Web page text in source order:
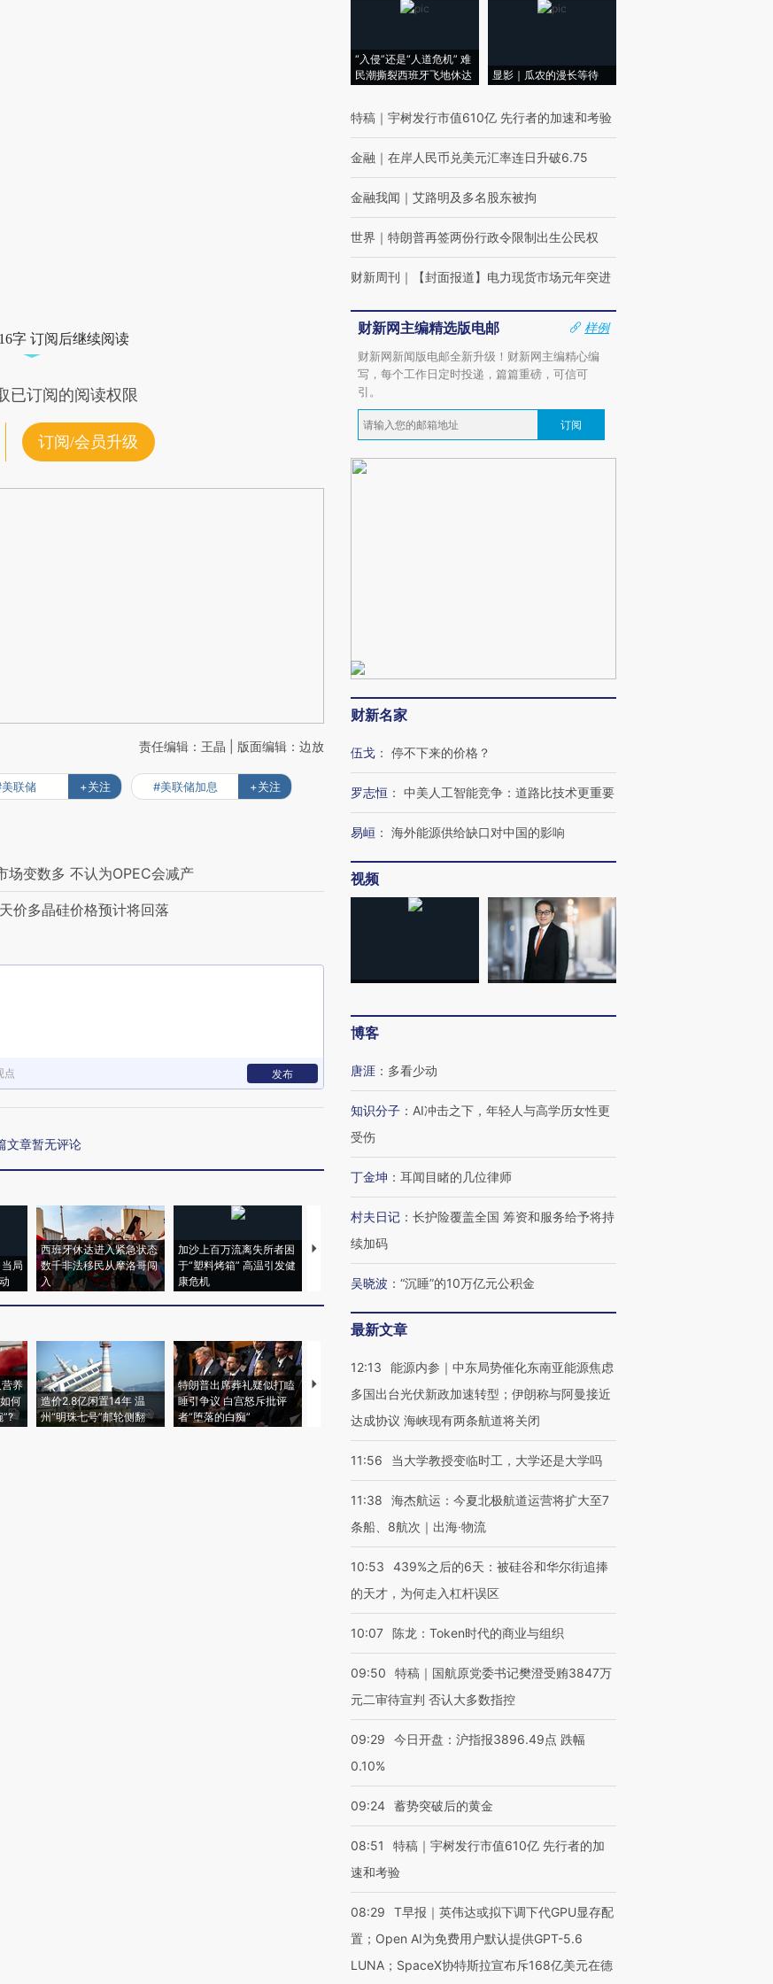
字 订阅后继续阅读
已订阅的阅读权限
订阅/会员升级
责任编辑：王晶 | 版面编辑：边放
联储 +关注 #美联储加息 +关注
场变数多 不认为OPEC会减产
价多晶硅价格预计将回落
点 发布
文章暂无评论
局
西班牙休达进入紧急状态
数千非法移民从摩洛哥闯
入
加沙上百万流离失所者困
于“塑料烤箱” 高温引发健
康危机
视线｜HYROX的吸金
术：是什么让中产们甘
心“花钱找虐”？
粒摇头丸 尿检体内含3种
毒品
度Z世代 用街头抗争将教
养
何
造价2.8亿闲置14年 温
州“明珠七号”邮轮侧翻
特朗普出席葬礼疑似打瞌
睡引争议 白宫怒斥批评
者“堕落的白痴”
视线｜全球最热百城独占
97个 印度如何熬过48°C
38岁梅西上演帽子戏法
阿根廷3-0阿尔及利亚
视线｜不考竞赛的王虹、
围棋失利的邓煜 两位菲尔
“入侵”还是“人道危机” 难
民潮撕裂西班牙飞地休达
显影｜瓜农的漫长等待
特稿 ｜ 宇树发行市值610亿 先行者的加速和考验
金融 ｜ 在岸人民币兑美元汇率连日升破6.75
金融我闻 ｜ 艾路明及多名股东被拘
世界 ｜ 特朗普再签两份行政令限制出生公民权
财新周刊 ｜ 【封面报道】电力现货市场元年突进
财新网主编精选版电邮
样例
财新网新闻版电邮全新升级！财新网主编精心编
写，每个工作日定时投递，篇篇重磅，可信可
引。
订阅
财新名家
伍戈 ： 停不下来的价格？
罗志恒 ： 中美人工智能竞争：道路比技术更重要
易峘 ： 海外能源供给缺口对中国的影响
视频
博客
唐涯 ： 多看少动
知识分子 ： AI冲击之下，年轻人与高学历女性更
受伤
丁金坤 ： 耳闻目睹的几位律师
村夫日记 ： 长护险覆盖全国 筹资和服务给予将持
续加码
吴晓波 ： “沉睡”的10万亿元公积金
最新文章
12:13
能源内参｜中东局势催化东南亚能源焦虑
多国出台光伏新政加速转型；伊朗称与阿曼接近
达成协议 海峡现有两条航道将关闭
11:56 当大学教授变临时工，大学还是大学吗
11:38
海杰航运：今夏北极航道运营将扩大至7
条船、8航次｜出海·物流
10:53
439%之后的6天：被硅谷和华尔街追捧
的天才，为何走入杠杆误区
10:07 陈龙：Token时代的商业与组织
09:50
特稿｜国航原党委书记樊澄受贿3847万
元二审待宣判 否认大多数指控
09:29
今日开盘：沪指报3896.49点 跌幅
0.10%
09:24 蓄势突破后的黄金
08:51
特稿｜宇树发行市值610亿 先行者的加
速和考验
08:29
T早报｜英伟达或拟下调下代GPU显存配
置；Open AI为免费用户默认提供GPT-5.6
LUNA；SpaceX协特斯拉宣布斥168亿美元在德